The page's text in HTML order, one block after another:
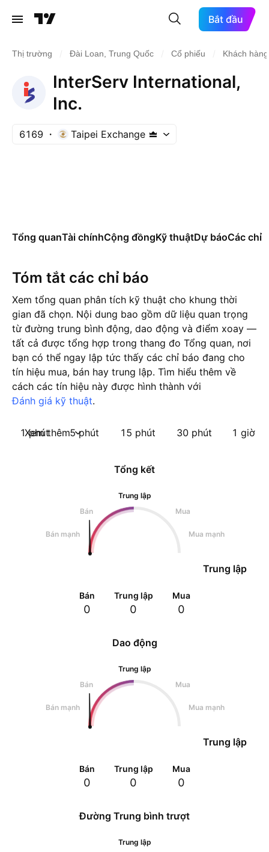
Bắt đầu
Thị trường Đài Loan, Trung Quốc Cổ phiếu Khách
InterServ International,
Inc.
6169 Taipei Exchange
Tổng quanTài chínhCộng đồngKỹ thuậtDự báoCác chỉ
Tóm tắt các chỉ báo
Xem tổng quan phân tích kỹ thuật cho khung thời
gian đã chọn. Nội dung bao gồm dữ liệu quan trọng
từ đường trung bình động, dao động và điểm xoay —
tất cả được tổng hợp trong thang đo Tổng quan, nơi
bạn có thể ngay lập tức thấy các chỉ báo đang cho
tín hiệu mua, bán hay trung lập. Tìm hiểu thêm về
cách các tín hiệu này được hình thành với
Đánh giá kỹ thuật.
1 phút 5 phút 15 phút 30 phút 1 giờ
Xem thêm
Dao động
Trung lập
Bán
Mua
Bán mạnh Mua mạnh
Trung lập
Bán
0
Trung lập
0
Mua
0
Tổng kết
Trung lập
Bán
Mua
Bán mạnh Mua mạnh
Trung lập
Bán
0
Trung lập
0
Mua
0
Đường Trung bình trượt
Trung lập